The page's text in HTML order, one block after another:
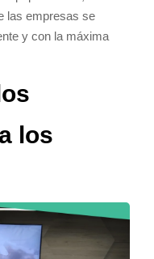
las empresas se
y con la máxima
los